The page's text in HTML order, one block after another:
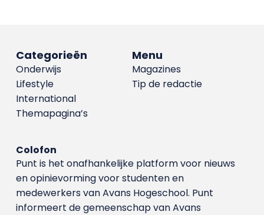
Menu
Magazines
Tip de redactie
Categorieën
Onderwijs
Lifestyle
International
Themapagina’s
Colofon
Punt is het onafhankelijke platform voor nieuws
en opinievorming voor studenten en
medewerkers van Avans Hoge­school. Punt
informeert de gemeenschap van Avans